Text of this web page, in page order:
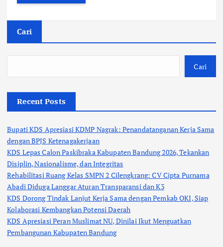
Cari
Cari
Recent Posts
Bupati KDS Apresiasi KDMP Nagrak: Penandatanganan Kerja Sama
dengan BPJS Ketenagakerjaan
KDS Lepas Calon Paskibraka Kabupaten Bandung 2026, Tekankan
Disiplin, Nasionalisme, dan Integritas
Rehabilitasi Ruang Kelas SMPN 2 Cilengkrang: CV Cipta Purnama
Abadi Diduga Langgar Aturan Transparansi dan K3
KDS Dorong Tindak Lanjut Kerja Sama dengan Pemkab OKI, Siap
Kolaborasi Kembangkan Potensi Daerah
KDS Apresiasi Peran Muslimat NU, Dinilai Ikut Menguatkan
Pembangunan Kabupaten Bandung